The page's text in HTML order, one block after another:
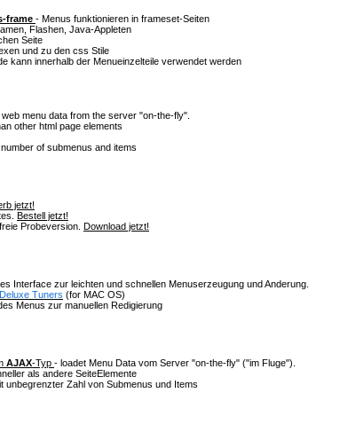
frame - Menus funktionieren in frameset-Seiten
Flashen, Java-Appleten
Seite
und zu den css Stile
kann innerhalb der Menueinzelteile verwendet werden
menu data from the server "on-the-fly".
other html page elements
of submenus and items
jetzt!
Bestell jetzt!
Probeversion. Download jetzt!
Interface zur leichten und schnellen Menuserzeugung und Anderung.
Tuners (for MAC OS)
Menus zur manuellen Redigierung
AJAX-Typ - loadet Menu Data vom Server "on-the-fly" ("im Fluge")
als andere SeiteElemente
unbegrenzter Zahl von Submenus und Items